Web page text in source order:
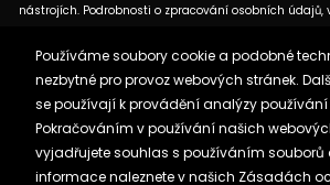
nástrojích. Podrobnosti o zpracování osobních údajů,
dostupných na těchto internetových stránkách. U
být uvedeny informace o použitých zdrojích, datu
ke kterému se vztahují uvedené
Zásady ochrany osobních údajů a
Používáme soubory cookie a podobné
nezbytné pro provoz webových stránek.
se používají k provádění analýzy
Pokračováním v používání našich
vyjadřujete souhlas s používáním souborů
informace naleznete v našich Zásadách